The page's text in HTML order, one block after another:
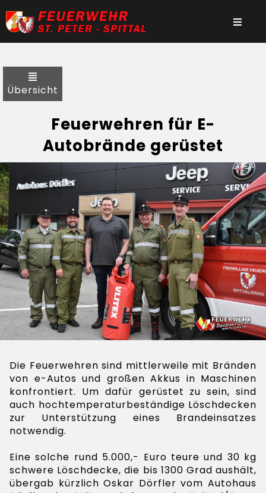
Übersicht
Feuerwehren für E-
Autobrände gerüstet
Die Feuerwehren sind mittlerweile mit Bränden
von e-Autos und großen Akkus in Maschinen
konfrontiert. Um dafür gerüstet zu sein, sind
auch hochtemperaturbeständige Löschdecken
zur Unterstützung eines Brandeinsatzes
notwendig.
Eine solche rund 5.000,- Euro teure und 30 kg
schwere Löschdecke, die bis 1300 Grad aushält,
übergab kürzlich Oskar Dörfler vom Autohaus